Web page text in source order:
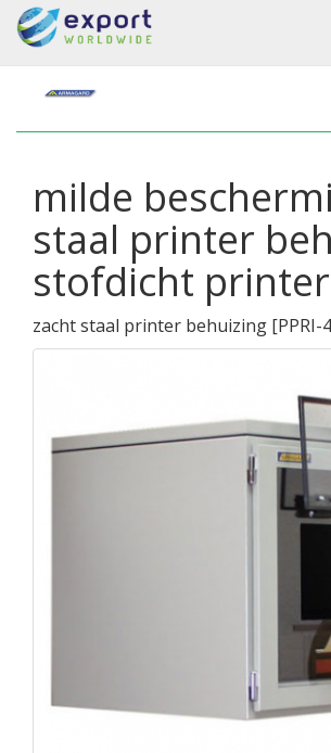
milde
staal printer
stofdicht printer
zacht staal printer behuizing [PPRI-